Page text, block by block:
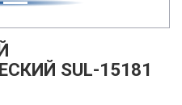
SUL-15181